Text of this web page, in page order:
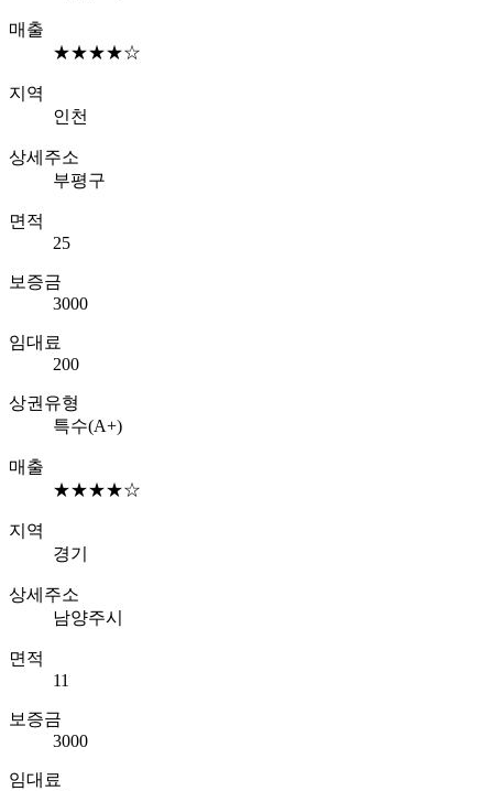
매출
★★★★☆
지역
인천
상세주소
부평구
면적
25
보증금
3000
임대료
200
상권유형
특수(A+)
매출
★★★★☆
지역
경기
상세주소
남양주시
면적
11
보증금
3000
임대료